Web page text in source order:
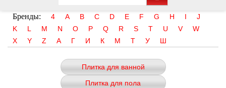
Бренды: 4 A B C D E F G H I
J
K
L M N O P Q R S T U V
W
X
Y Z А Г И К М Т У Ш
Плитка для ванной
Плитка для пола